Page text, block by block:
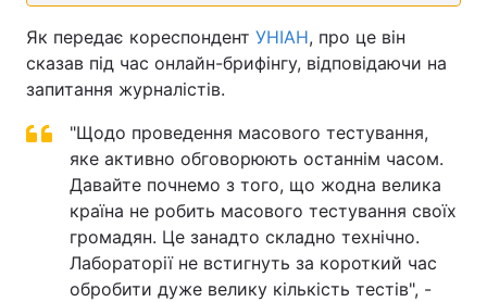
Як передає кореспондент УНІАН, про це він
сказав під час онлайн-брифінгу, відповідаючи на
запитання журналістів.
"Щодо проведення масового тестування,
яке активно обговорюють останнім часом.
Давайте почнемо з того, що жодна велика
країна не робить масового тестування своїх
громадян. Це занадто складно технічно.
Лабораторії не встигнуть за короткий час
обробити дуже велику кількість тестів", -